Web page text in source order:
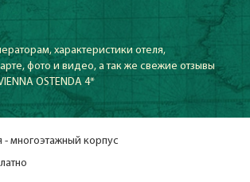
характеристики отеля,
фото и видео, а так же свежие отзывы
OSTENDA 4*
- многоэтажный корпус